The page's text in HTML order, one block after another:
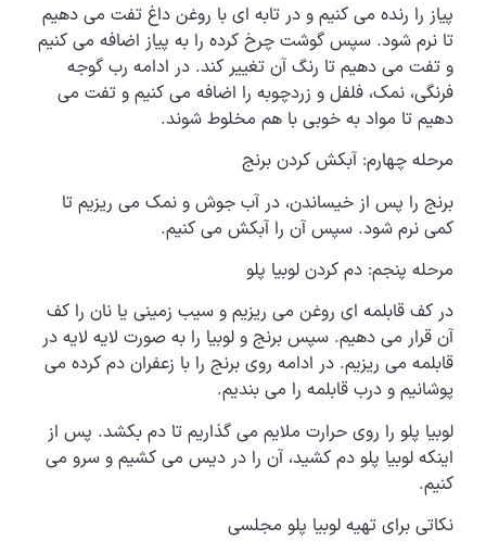
پیاز را رنده می کنیم و در تابه ای با روغن داغ تفت می دهیم
تا نرم شود. سپس گوشت چرخ کرده را به پیاز اضافه می کنیم
و تفت می دهیم تا رنگ آن تغییر کند. در ادامه رب گوجه
فرنگی، نمک، فلفل و زردچوبه را اضافه می کنیم و تفت می
دهیم تا مواد به خوبی با هم مخلوط شوند.
مرحله چهارم: آبکش کردن برنج
برنج را پس از خیساندن، در آب جوش و نمک می ریزیم تا
کمی نرم شود. سپس آن را آبکش می کنیم.
مرحله پنجم: دم کردن لوبیا پلو
در کف قابلمه ای روغن می ریزیم و سیب زمینی یا نان را کف
آن قرار می دهیم. سپس برنج و لوبیا را به صورت لایه لایه در
قابلمه می ریزیم. در ادامه روی برنج را با زعفران دم کرده می
پوشانیم و درب قابلمه را می بندیم.
لوبیا پلو را روی حرارت ملایم می گذاریم تا دم بکشد. پس از
اینکه لوبیا پلو دم کشید، آن را در دیس می کشیم و سرو می
کنیم.
نکاتی برای تهیه لوبیا پلو مجلسی